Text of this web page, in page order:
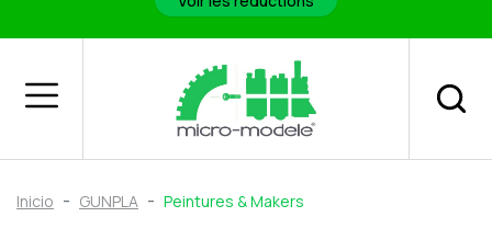
Inicio GUNPLA Peintures & Makers